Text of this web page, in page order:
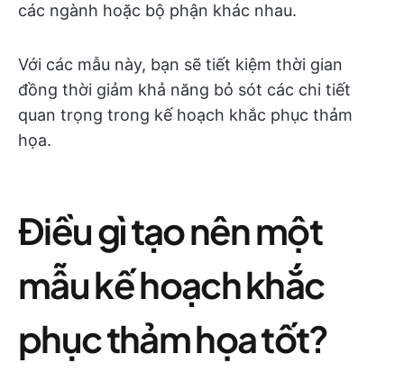
các ngành hoặc bộ phận khác nhau.
Với các mẫu này, bạn sẽ tiết kiệm thời gian
đồng thời giảm khả năng bỏ sót các chi tiết
quan trọng trong kế hoạch khắc phục thảm
họa.
Điều gì tạo nên một
mẫu kế hoạch khắc
phục thảm họa tốt?